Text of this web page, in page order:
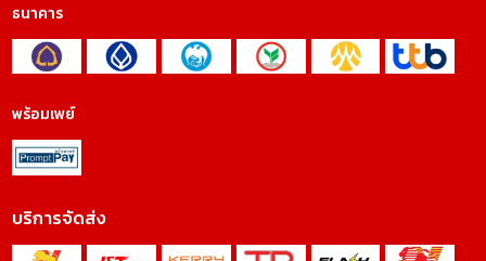
ธนาคาร
พร้อมเพย์
บริการจัดส่ง